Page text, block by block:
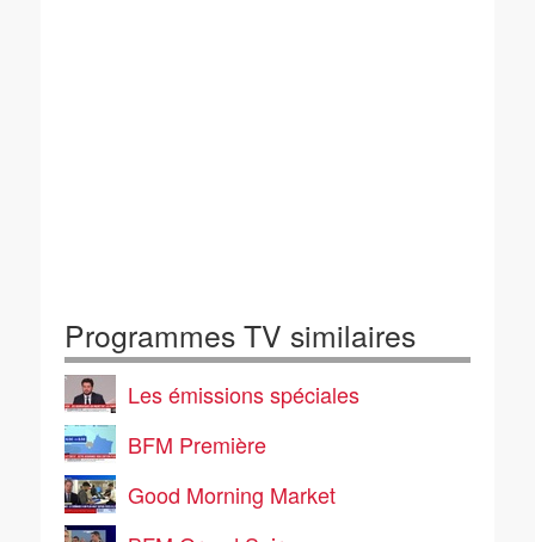
Programmes TV similaires
Les émissions spéciales
BFM Première
Good Morning Market